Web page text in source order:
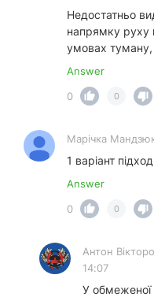
Недостатньо
напрямку руху
умовах
Answer
0
0
Марічка
1 варіант
Answer
0
0
Антон
14:07
У обмеженої